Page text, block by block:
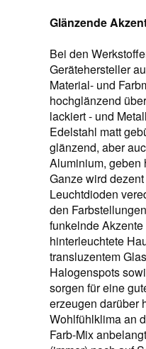
Glänzende
Bei den
Gerätehersteller
Material- und
hochglänzend
lackiert - und
Edelstahl matt
glänzend, aber
Aluminium, geben
Ganze wird
Leuchtdioden
den
funkelnde
hinterleuchtete
transluzentem
Halogenspots
sorgen für eine
erzeugen darüber
Wohlfühlklima an
Farb-Mix